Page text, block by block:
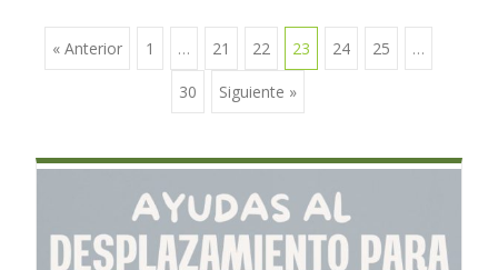
Ir a las entradas
« Anterior 1 … 21 22 23 24 25 …
30 Siguiente »